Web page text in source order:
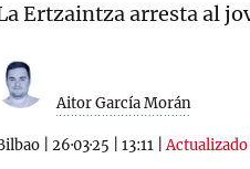
Ertzaintza arresta al
Aitor García Morán
26·03·25 13:11 |Actualizado